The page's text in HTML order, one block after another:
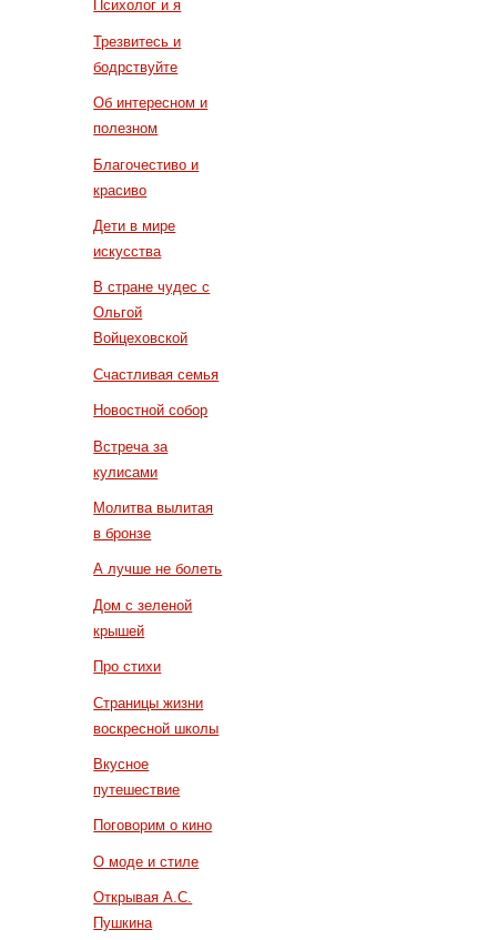
Психолог и я
Трезвитесь и
бодрствуйте
Об интересном и
полезном
Благочестиво и
красиво
Дети в мире
искусства
В стране чудес с
Ольгой
Войцеховской
Счастливая семья
Новостной собор
Встреча за
кулисами
Молитва вылитая
в бронзе
А лучше не болеть
Дом с зеленой
крышей
Про стихи
Страницы жизни
воскресной школы
Вкусное
путешествие
Поговорим о кино
О моде и стиле
Открывая А.С.
Пушкина